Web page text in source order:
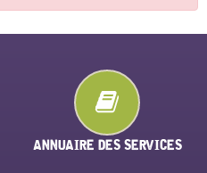
ANNUAIRE DES SERVICES